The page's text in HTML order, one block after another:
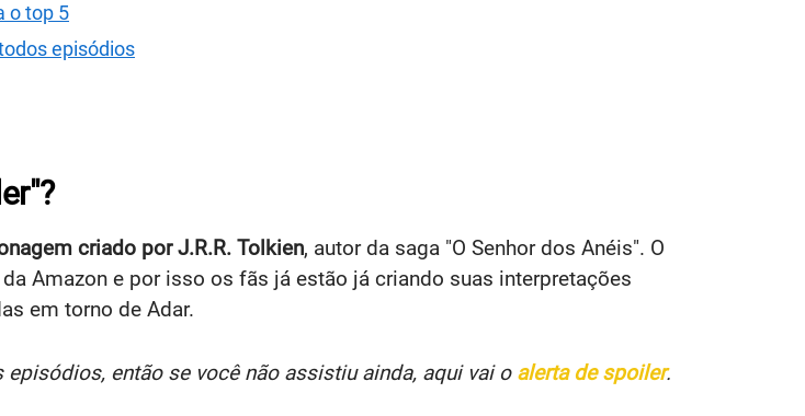
o top 5
episódios
criado por J.R.R. Tolkien, autor da saga "O Senhor dos Anéis". O
Amazon e por isso os fãs já estão já criando suas interpretações
em torno de Adar.
então se você não assistiu ainda, aqui vai o alerta de spoiler.